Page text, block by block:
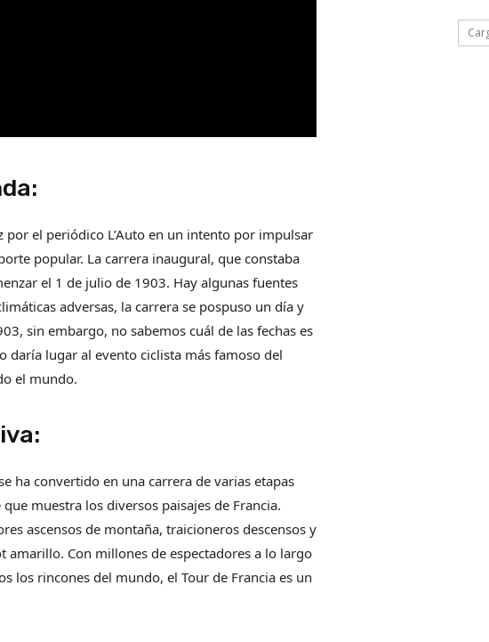
el periódico L’Auto en un intento por impulsar
popular. La carrera inaugural, que constaba
el 1 de julio de 1903. Hay algunas fuentes
adversas, la carrera se pospuso un día y
sin embargo, no sabemos cuál de las fechas es
daría lugar al evento ciclista más famoso del
el mundo.
ha convertido en una carrera de varias etapas
muestra los diversos paisajes de Francia.
ascensos de montaña, traicioneros descensos y
Con millones de espectadores a lo largo
los rincones del mundo, el Tour de Francia es un